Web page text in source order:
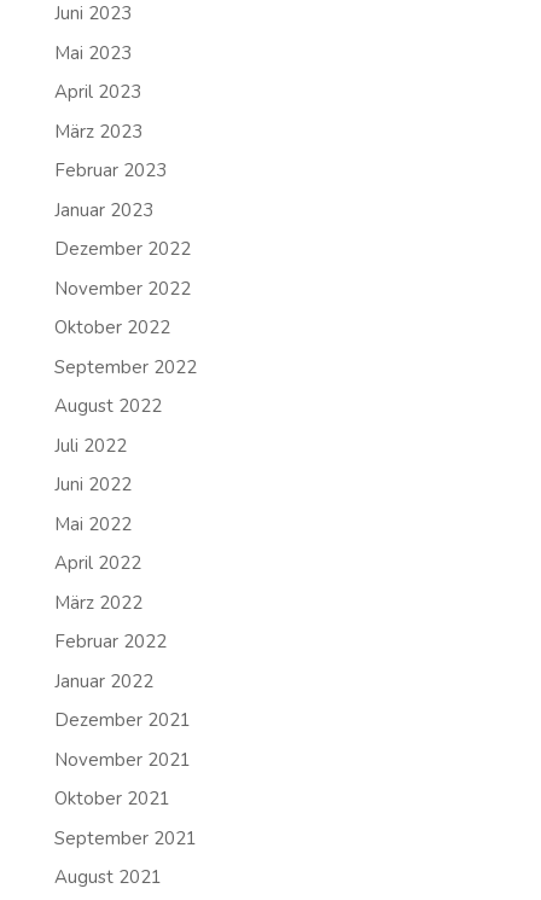
Juni 2023
Mai 2023
April 2023
März 2023
Februar 2023
Januar 2023
Dezember 2022
November 2022
Oktober 2022
September 2022
August 2022
Juli 2022
Juni 2022
Mai 2022
April 2022
März 2022
Februar 2022
Januar 2022
Dezember 2021
November 2021
Oktober 2021
September 2021
August 2021